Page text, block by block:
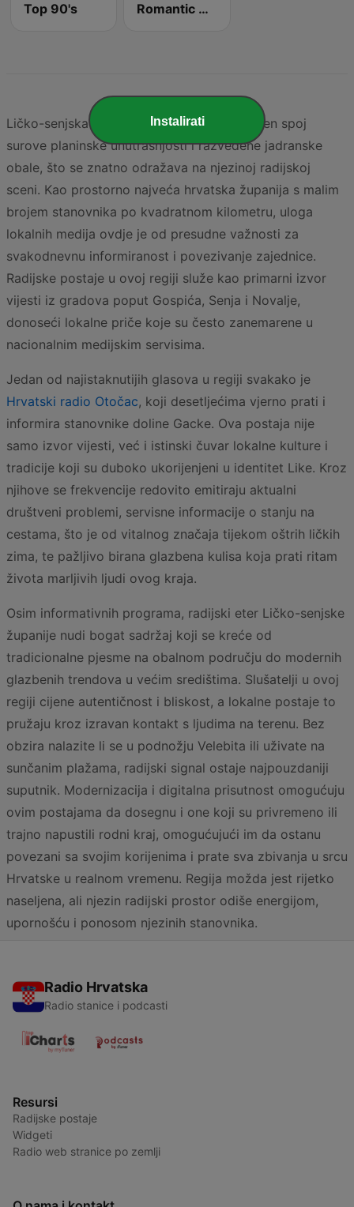
Top 90's Romantic Vibes
Ličko-senjska županija predstavlja jedinstven spoj
surove planinske unutrašnjosti i razvedene jadranske
obale, što se znatno odražava na njezinoj radijskoj
sceni. Kao prostorno najveća hrvatska županija s malim
brojem stanovnika po kvadratnom kilometru, uloga
lokalnih medija ovdje je od presudne važnosti za
svakodnevnu informiranost i povezivanje zajednice.
Radijske postaje u ovoj regiji služe kao primarni izvor
vijesti iz gradova poput Gospića, Senja i Novalje,
donoseći lokalne priče koje su često zanemarene u
nacionalnim medijskim servisima.
Jedan od najistaknutijih glasova u regiji svakako je
Hrvatski radio Otočac, koji desetljećima vjerno prati i
informira stanovnike doline Gacke. Ova postaja nije
samo izvor vijesti, već i istinski čuvar lokalne kulture i
tradicije koji su duboko ukorijenjeni u identitet Like. Kroz
njihove se frekvencije redovito emitiraju aktualni
društveni problemi, servisne informacije o stanju na
cestama, što je od vitalnog značaja tijekom oštrih ličkih
zima, te pažljivo birana glazbena kulisa koja prati ritam
života marljivih ljudi ovog kraja.
Osim informativnih programa, radijski eter Ličko-senjske
županije nudi bogat sadržaj koji se kreće od
tradicionalne pjesme na obalnom području do modernih
glazbenih trendova u većim središtima. Slušatelji u ovoj
regiji cijene autentičnost i bliskost, a lokalne postaje to
pružaju kroz izravan kontakt s ljudima na terenu. Bez
obzira nalazite li se u podnožju Velebita ili uživate na
sunčanim plažama, radijski signal ostaje najpouzdaniji
suputnik. Modernizacija i digitalna prisutnost omogućuju
ovim postajama da dosegnu i one koji su privremeno ili
trajno napustili rodni kraj, omogućujući im da ostanu
povezani sa svojim korijenima i prate sva zbivanja u srcu
Hrvatske u realnom vremenu. Regija možda jest rijetko
naseljena, ali njezin radijski prostor odiše energijom,
upornošću i ponosom njezinih stanovnika.
Radio Hrvatska
Radio stanice i podcasti
Resursi
Radijske postaje
Widgeti
Radio web stranice po zemlji
Instalirati